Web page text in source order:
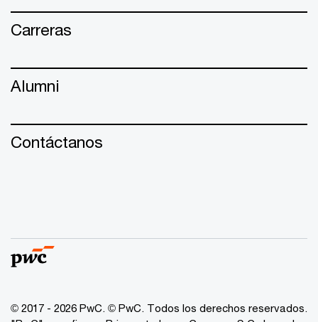
Carreras
Alumni
Contáctanos
© 2017 - 2026 PwC. © PwC. Todos los derechos reservados.